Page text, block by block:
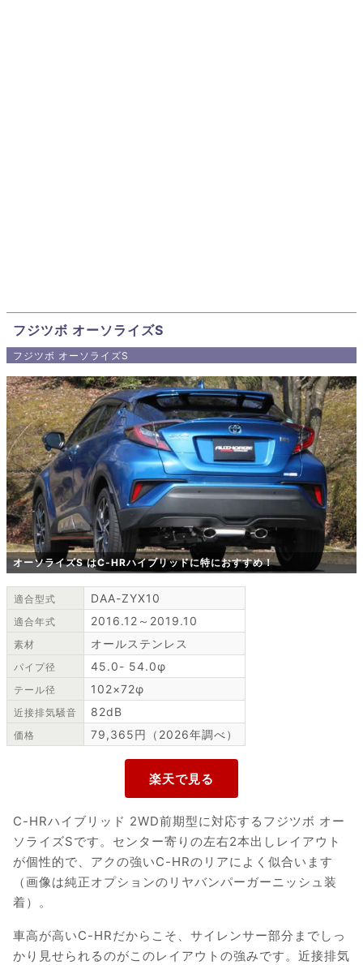
フジツボ オーソライズS
フジツボ オーソライズS
オーソライズS はC-HRハイブリッドに特におすすめ！
適合型式 DAA-ZYX10
適合年式 2016.12～2019.10
素材 オールステンレス
パイプ径 45.0- 54.0φ
テール径 102×72φ
近接排気騒音 82dB
価格 79,365円（2026年調べ）
C-HRハイブリッド 2WD前期型に対応するフジツボ オー
ソライズSです。センター寄りの左右2本出しレイアウト
が個性的で、アクの強いC-HRのリアによく似合います
（画像は純正オプションのリヤバンパーガーニッシュ装
着）。
車高が高いC-HRだからこそ、サイレンサー部分までしっ
かり見せられるのがこのレイアウトの強みです。近接排気